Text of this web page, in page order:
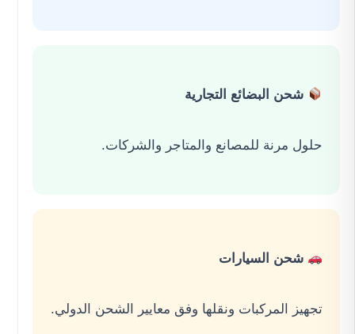
شحن البضائع التجارية
حلول مرنة للمصانع والمتاجر والشركات.
شحن السيارات
تجهيز المركبات ونقلها وفق معايير الشحن الدولي.